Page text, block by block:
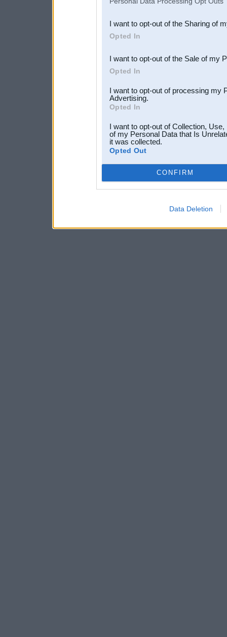
Downstream Participants
third parties.
I want to opt-out of the Sharing of
Opted In
I want to opt-out of the Sale of my
Opted In
I want to opt-out of processing my
Advertising.
Opted In
I want to opt-out of Collection,
of my Personal Data that Is
it was collected.
Opted Out
CONFIRM
Data Deletion